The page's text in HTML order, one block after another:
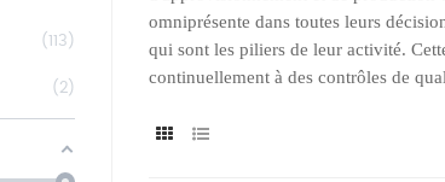
113
2
omniprésente dans toutes leurs
qui sont les piliers de leur activité.
continuellement à des contrôles de